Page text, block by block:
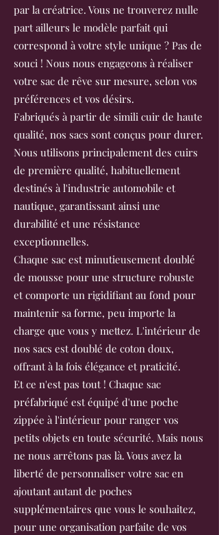
par la créatrice. Vous ne trouverez nulle
part ailleurs le modèle parfait qui
correspond à votre style unique ? Pas de
souci ! Nous nous engageons à réaliser
votre sac de rêve sur mesure, selon vos
préférences et vos désirs.
Fabriqués à partir de simili cuir de haute
qualité, nos sacs sont conçus pour durer.
Nous utilisons principalement des cuirs
de première qualité, habituellement
destinés à l'industrie automobile et
nautique, garantissant ainsi une
durabilité et une résistance
exceptionnelles.
Chaque sac est minutieusement doublé
de mousse pour une structure robuste
et comporte un rigidifiant au fond pour
maintenir sa forme, peu importe la
charge que vous y mettez. L'intérieur de
nos sacs est doublé de coton doux,
offrant à la fois élégance et praticité.
Et ce n'est pas tout ! Chaque sac
préfabriqué est équipé d'une poche
zippée à l'intérieur pour ranger vos
petits objets en toute sécurité. Mais nous
ne nous arrêtons pas là. Vous avez la
liberté de personnaliser votre sac en
ajoutant autant de poches
supplémentaires que vous le souhaitez,
pour une organisation parfaite de vos